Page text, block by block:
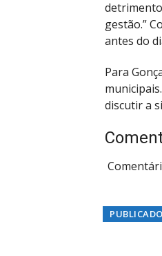
gestão.”
antes do
Para
discutir a